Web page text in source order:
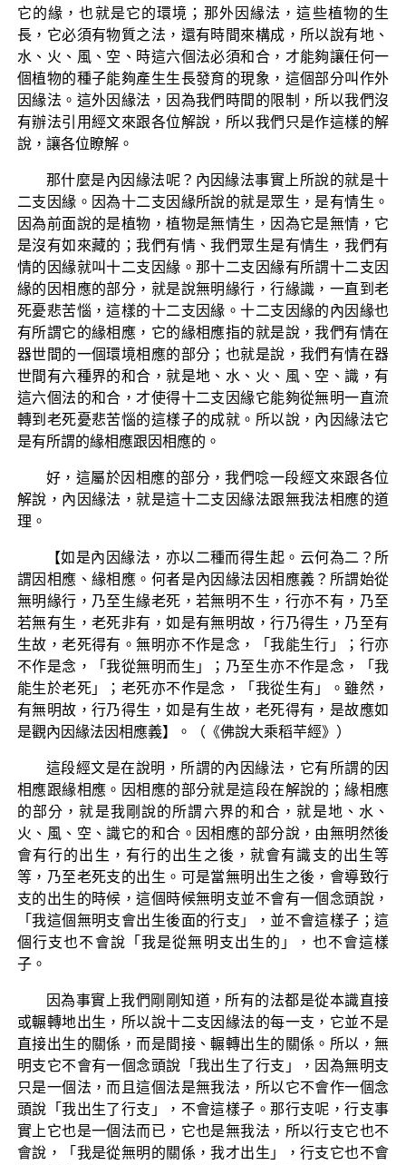
它的緣，也就是它的環境；那外因緣法，這些植物的生
長，它必須有物質之法，還有時間來構成，所以說有地、
水、火、風、空、時這六個法必須和合，才能夠讓任何一
個植物的種子能夠產生生長發育的現象，這個部分叫作外
因緣法。這外因緣法，因為我們時間的限制，所以我們沒
有辦法引用經文來跟各位解說，所以我們只是作這樣的解
說，讓各位瞭解。
那什麼是內因緣法呢？內因緣法事實上所說的就是十
二支因緣。因為十二支因緣所說的就是眾生，是有情生。
因為前面說的是植物，植物是無情生，因為它是無情，它
是沒有如來藏的；我們有情、我們眾生是有情生，我們有
情的因緣就叫十二支因緣。那十二支因緣有所謂十二支因
緣的因相應的部分，就是說無明緣行，行緣識，一直到老
死憂悲苦惱，這樣的十二支因緣。十二支因緣的內因緣也
有所謂它的緣相應，它的緣相應指的就是說，我們有情在
器世間的一個環境相應的部分；也就是說，我們有情在器
世間有六種界的和合，就是地、水、火、風、空、識，有
這六個法的和合，才使得十二支因緣它能夠從無明一直流
轉到老死憂悲苦惱的這樣子的成就。所以說，內因緣法它
是有所謂的緣相應跟因相應的。
好，這屬於因相應的部分，我們唸一段經文來跟各位
解說，內因緣法，就是這十二支因緣法跟無我法相應的道
理。
【如是內因緣法，亦以二種而得生起。云何為二？所
謂因相應、緣相應。何者是內因緣法因相應義？所謂始從
無明緣行，乃至生緣老死，若無明不生，行亦不有，乃至
若無有生，老死非有，如是有無明故，行乃得生，乃至有
生故，老死得有。無明亦不作是念，「我能生行」；行亦
不作是念，「我從無明而生」；乃至生亦不作是念，「我
能生於老死」；老死亦不作是念，「我從生有」。雖然，
有無明故，行乃得生，如是有生故，老死得有，是故應如
是觀內因緣法因相應義】。（《佛說大乘稻芉經》）
這段經文是在說明，所謂的內因緣法，它有所謂的因
相應跟緣相應。因相應的部分就是這段在解說的；緣相應
的部分，就是我剛說的所謂六界的和合，就是地、水、
火、風、空、識它的和合。因相應的部分說，由無明然後
會有行的出生，有行的出生之後，就會有識支的出生等
等，乃至老死支的出生。可是當無明出生之後，會導致行
支的出生的時候，這個時候無明支並不會有一個念頭說，
「我這個無明支會出生後面的行支」，並不會這樣子；這
個行支也不會說「我是從無明支出生的」，也不會這樣
子。
因為事實上我們剛剛知道，所有的法都是從本識直接
或輾轉地出生，所以說十二支因緣法的每一支，它並不是
直接出生的關係，而是間接、輾轉出生的關係。所以，無
明支它不會有一個念頭說「我出生了行支」，因為無明支
只是一個法，而且這個法是無我法，所以它不會作一個念
頭說「我出生了行支」，不會這樣子。那行支呢，行支事
實上它也是一個法而已，它也是無我法，所以行支它也不
會說，「我是從無明的關係，我才出生」，行支它也不會